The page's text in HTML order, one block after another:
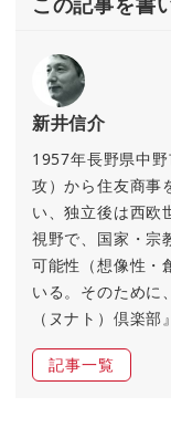
新井信介
1957年長野県中
攻）から住友商事
い、独立後は西欧
視野で、国家・宗
可能性（想像性・
いる。そのために
（ヌナト）倶楽
記事一覧